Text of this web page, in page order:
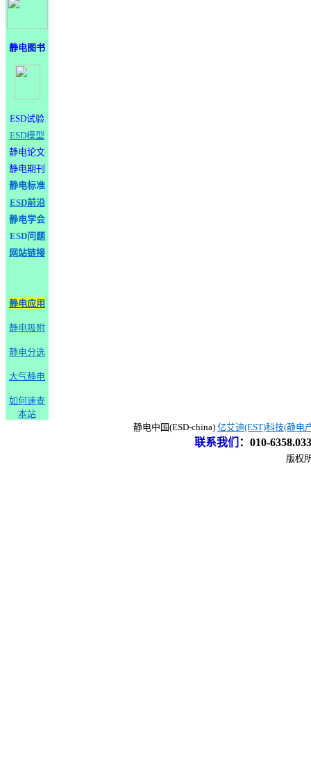
静电图书
ESD试验
ESD模型
静电论文
静电期刊
静电标准
ESD前沿
静电学会
ESD问题
网站链接
静电应用
静电吸附
静电分选
大气静电
如何速查
本站
静电中国(ESD-china) 亿艾迪(EST)科技(静电
联系我们 ： 010-
版权